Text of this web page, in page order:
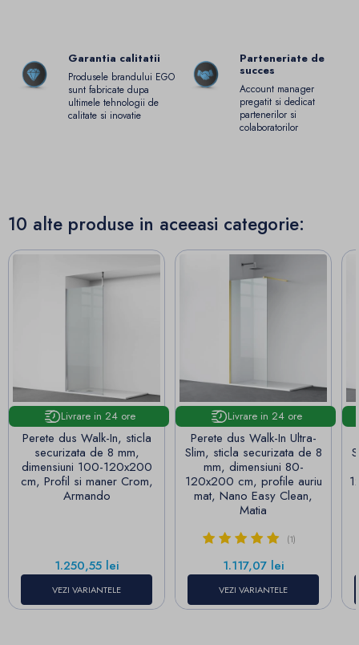
Garantia calitatii
Produsele brandului EGO
sunt fabricate dupa
ultimele tehnologii de
calitate si inovatie
Parteneriate de
succes
Account manager
pregatit si dedicat
partenerilor si
colaboratorilor
10 alte produse in aceeasi categorie:
Livrare in 24 ore
Perete dus Walk-In, sticla
securizata de 8 mm,
dimensiuni 100-120x200
cm, Profil si maner Crom,
Armando
Pret
1.250,55 lei
VEZI VARIANTELE
Livrare in 24 ore
Perete dus Walk-In Ultra-
Slim, sticla securizata de 8
mm, dimensiuni 80-
120x200 cm, profile auriu
mat, Nano Easy Clean,
Matia
(1)
Pret
1.117,07 lei
VEZI VARIANTELE